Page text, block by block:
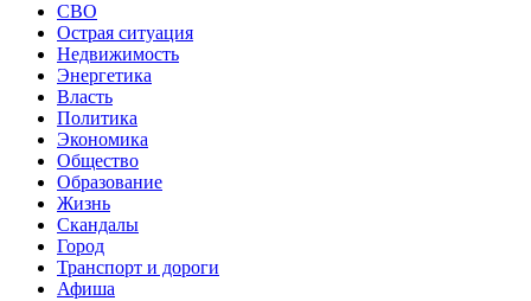
СВО
Острая ситуация
Недвижимость
Энергетика
Власть
Политика
Экономика
Общество
Образование
Жизнь
Скандалы
Город
Транспорт и дороги
Афиша